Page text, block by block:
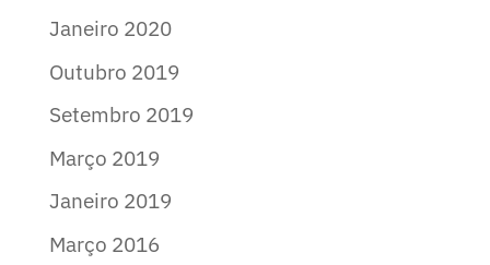
Janeiro 2020
Outubro 2019
Setembro 2019
Março 2019
Janeiro 2019
Março 2016